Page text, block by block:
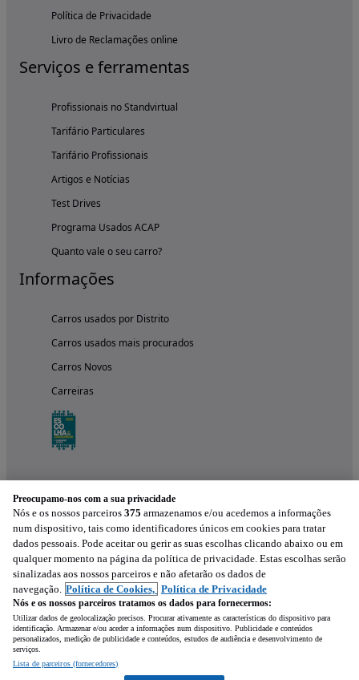
Política de Privacidade
Livro de Reclamações online
Serviços e ferramentas
Profissionais no Standvirtual
Tarifário Particulares
Tarifário Profissionais
Artigos e Notícias
Test Drives
Programa Usados ACAP
Quanto vale o seu carro?
Informações
Carros usados por Distrito
Carros usados mais procurados
Carros Novos
Carreiras
Experimenta a aplicação
Preocupamo-nos com a sua privacidade
Nós e os nossos parceiros 375 armazenamos e/ou acedemos a informações
num dispositivo, tais como identificadores únicos em cookies para tratar
dados pessoais. Pode aceitar ou gerir as suas escolhas clicando abaixo ou em
qualquer momento na página da política de privacidade. Estas escolhas serão
sinalizadas aos nossos parceiros e não afetarão os dados de
navegação. Política de Cookies, Política de Privacidade
Nós e os nossos parceiros tratamos os dados para fornecermos:
Utilizar dados de geolocalização precisos. Procurar ativamente as características do dispositivo para
identificação. Armazenar e/ou aceder a informações num dispositivo. Publicidade e conteúdos
personalizados, medição de publicidade e conteúdos, estudos de audiência e desenvolvimento de
serviços.
Lista de parceiros (fornecedores)